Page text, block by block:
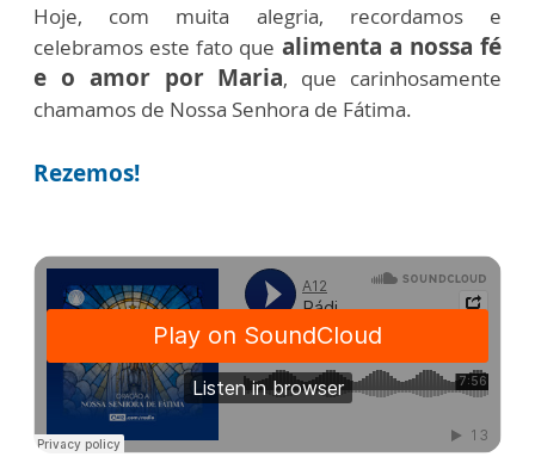
Hoje, com muita alegria, recordamos e
celebramos este fato que alimenta a nossa fé
e o amor por Maria, que carinhosamente
chamamos de Nossa Senhora de Fátima.
Rezemos!